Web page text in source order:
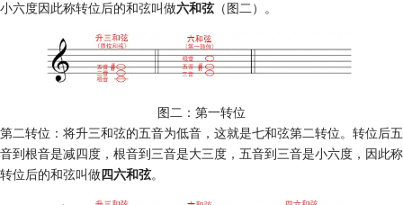
小六度因此称转位后的和弦叫做六和弦（图二）。
图二：第一转位
第二转位：将升三和弦的五音为低音，这就是七和弦第二转位。转位后五
音到根音是减四度，根音到三音是大三度，五音到三音是小六度，因此称
转位后的和弦叫做四六和弦。